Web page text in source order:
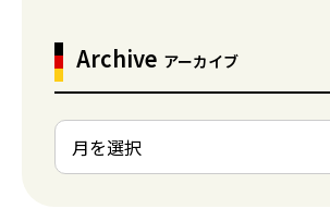
Archive アーカイブ